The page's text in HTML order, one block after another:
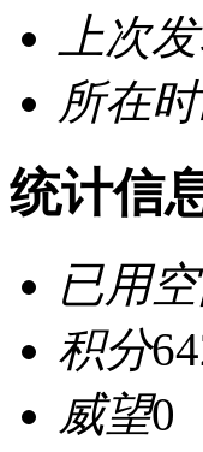
上次
所在
统计信
已用
积分
威望0